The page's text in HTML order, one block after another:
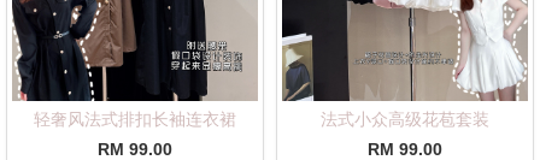
轻奢风法式排扣长袖连衣裙
RM 99.00
法式小众高级花苞套装
RM 99.00